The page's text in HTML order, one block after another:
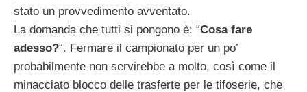
stato un provvedimento avventato.
La domanda che tutti si pongono è: “Cosa fare
adesso?“. Fermare il campionato per un po’
probabilmente non servirebbe a molto, così come il
minacciato blocco delle trasferte per le tifoserie, che